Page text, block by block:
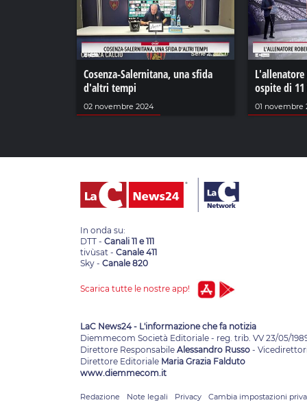
Cosenza-Salernitana, una sfida
d'altri tempi
02 novembre 2024
ospite di
01 novembre
In onda su:
DTT - Canali 11 e 111
tivùsat - Canale 411
Sky - Canale 820
Scarica tutte le nostre app!
LaC News24 - L'informazione che fa notizia
Diemmecom Società Editoriale - reg. trib. VV 23/05/
Direttore Responsabile Alessandro Russo - Vicedirettori
Direttore Editoriale Maria Grazia Falduto
www.diemmecom.it
Redazione Note legali Privacy Cambia impostazioni